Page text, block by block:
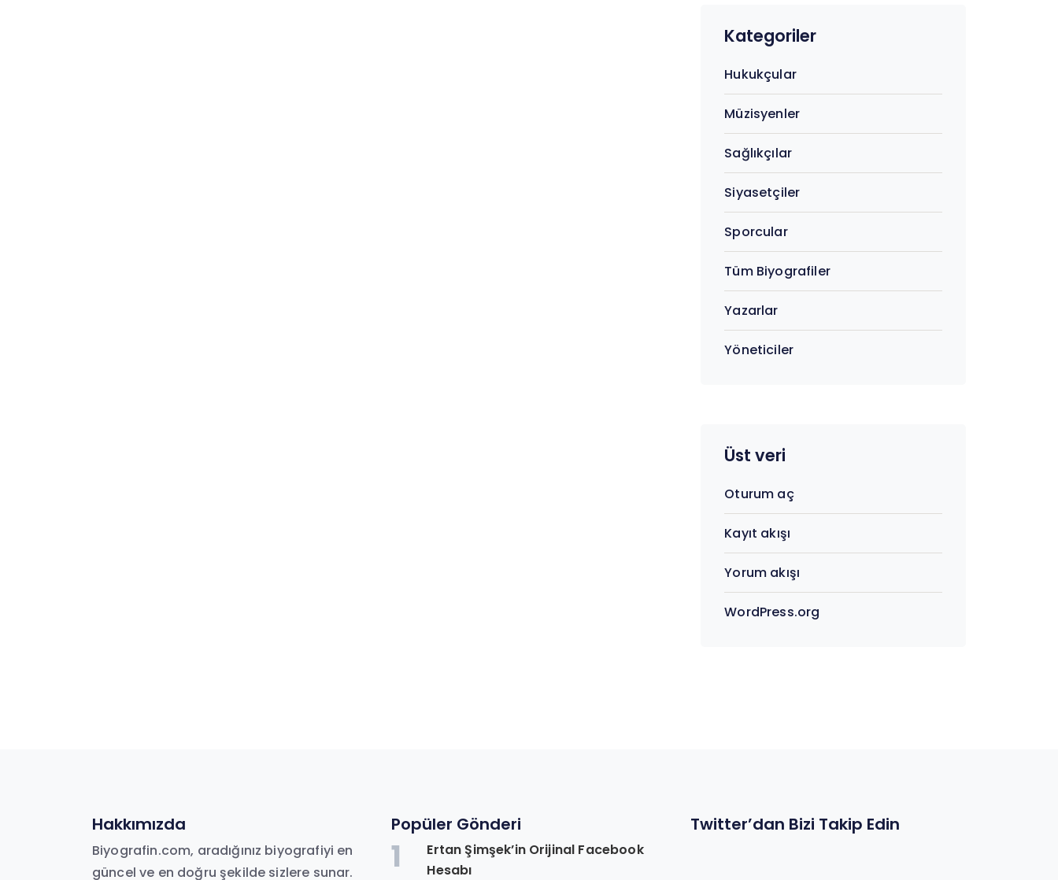
Kategoriler
Hukukçular
Müzisyenler
Sağlıkçılar
Siyasetçiler
Sporcular
Tüm Biyografiler
Yazarlar
Yöneticiler
Üst veri
Oturum aç
Kayıt akışı
Yorum akışı
WordPress.org
Hakkımızda
Biyografin.com, aradığınız biyografiyi en
güncel ve en doğru şekilde sizlere sunar.
Popüler Gönderi
1
Ertan Şimşek’in Orijinal Facebook
Hesabı
Twitter’dan Bizi Takip Edin